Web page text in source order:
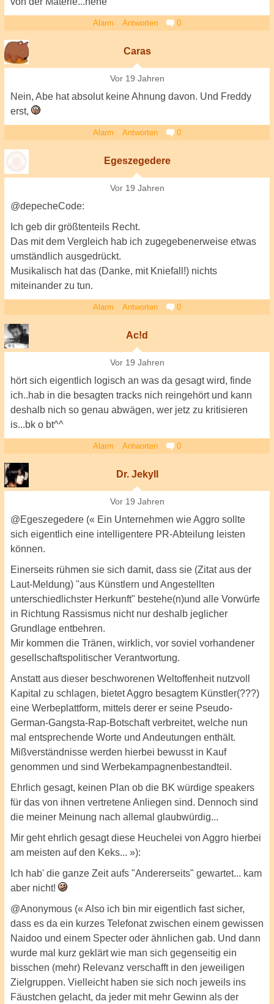
Alarm Antworten 0
Caras
Vor 19 Jahren
Nein, Abe hat absolut keine Ahnung davon. Und Freddy
erst,
Alarm Antworten 0
Egeszegedere
Vor 19 Jahren
@depecheCode:
Ich geb dir größtenteils Recht.
Das mit dem Vergleich hab ich zugegebenerweise etwas
umständlich ausgedrückt.
Musikalisch hat das (Danke, mit Kniefall!) nichts
miteinander zu tun.
Alarm Antworten 0
Ac!d
Vor 19 Jahren
hört sich eigentlich logisch an was da gesagt wird, finde
ich..hab in die besagten tracks nich reingehört und kann
deshalb nich so genau abwägen, wer jetz zu kritisieren
is...bk o bt^^
Alarm Antworten 0
Dr. Jekyll
Vor 19 Jahren
@Egeszegedere (« Ein Unternehmen wie Aggro sollte
sich eigentlich eine intelligentere PR-Abteilung leisten
können.
Einerseits rühmen sie sich damit, dass sie (Zitat aus der
Laut-Meldung) "aus Künstlern und Angestellten
unterschiedlichster Herkunft" bestehe(n)und alle Vorwürfe
in Richtung Rassismus nicht nur deshalb jeglicher
Grundlage entbehren.
Mir kommen die Tränen, wirklich, vor soviel vorhandener
gesellschaftspolitischer Verantwortung.
Anstatt aus dieser beschworenen Weltoffenheit nutzvoll
Kapital zu schlagen, bietet Aggro besagtem Künstler(???)
eine Werbeplattform, mittels derer er seine Pseudo-
German-Gangsta-Rap-Botschaft verbreitet, welche nun
mal entsprechende Worte und Andeutungen enthält.
Mißverständnisse werden hierbei bewusst in Kauf
genommen und sind Werbekampagnenbestandteil.
Ehrlich gesagt, keinen Plan ob die BK würdige speakers
für das von ihnen vertretene Anliegen sind. Dennoch sind
die meiner Meinung nach allemal glaubwürdig...
Mir geht ehrlich gesagt diese Heuchelei von Aggro hierbei
am meisten auf den Keks... »):
Ich hab' die ganze Zeit aufs "Andererseits" gewartet... kam
aber nicht!
@Anonymous (« Also ich bin mir eigentlich fast sicher,
dass es da ein kurzes Telefonat zwischen einem gewissen
Naidoo und einem Specter oder ähnlichen gab. Und dann
wurde mal kurz geklärt wie man sich gegenseitig ein
bisschen (mehr) Relevanz verschafft in den jeweiligen
Zielgruppen. Vielleicht haben sie sich noch jeweils ins
Fäustchen gelacht, da jeder mit mehr Gewinn als der